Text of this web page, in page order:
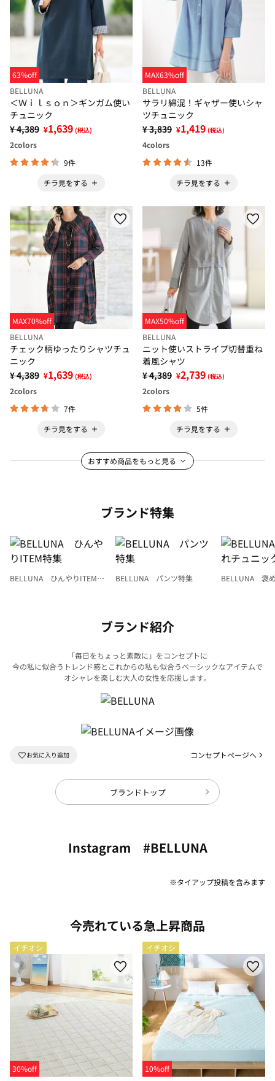
63%off
BELLUNA
＜Ｗｉｌｓｏｎ＞ギンガム使い
チュニック
¥ 4,389 ¥1,639 (税込)
2colors
9件
チラ見をする
MAX63%off
BELLUNA
サラリ綿混！ギャザー使いシャ
ツチュニック
¥ 3,839 ¥1,419 (税込)
4colors
13件
チラ見をする
MAX70%off
BELLUNA
チェック柄ゆったりシャツチュ
ニック
¥ 4,389 ¥1,639 (税込)
2colors
7件
チラ見をする
MAX50%off
BELLUNA
ニット使いストライプ切替重ね
着風シャツ
¥ 4,389 ¥2,739 (税込)
2colors
5件
チラ見をする
おすすめ商品をもっと見る
ブランド特集
BELLUNA ひんやりITEM特
BELLUNA パンツ特集
BELLUNA 褒
ブランド紹介
「毎日をちょっと素敵に」をコンセプトに
今の私に似合うトレンド感とこれからの私も似合うベーシックなアイテムで
オシャレを楽しむ大人の女性を応援します。
コンセプトページへ
ブランドトップ
Instagram #BELLUNA
※タイアップ投稿を含みます
今売れている急上昇商品
イチオシ
30%off
イチオシ
10%off